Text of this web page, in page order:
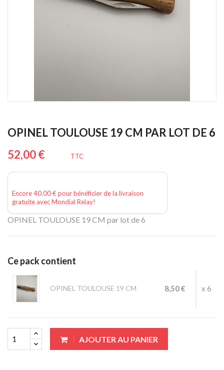
OPINEL TOULOUSE 19 CM PAR LOT DE 6
52,00 €
TTC
Encore 40.00 € pour bénéficier de la livraison
gratuite avec Mondial Relay!
OPINEL TOULOUSE 19 CM par lot de 6
Ce pack contient
OPINEL TOULOUSE 19 CM 8,50 € x 6
AJOUTER AU PANIER